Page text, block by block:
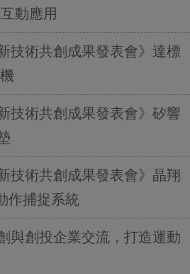
動應用
技術共創成果發表會》達標
技術共創成果發表會》矽響
技術共創成果發表會》晶翔
作捕捉系統
與創投企業交流，打造運動